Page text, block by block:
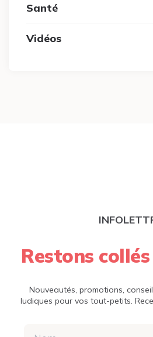
Santé
Vidéos
Restons
Nouveautés, promotions,
ludiques pour vos tout-petits.